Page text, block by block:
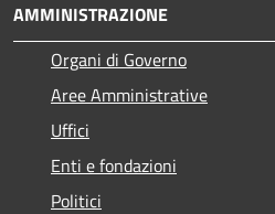
AMMINISTRAZIONE
Organi di Governo
Aree Amministrative
Uffici
Enti e fondazioni
Politici